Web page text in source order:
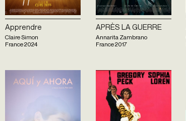
Apprendre
Claire Simon
France2024
APRÈS LA GUERRE
Annarita Zambrano
France2017